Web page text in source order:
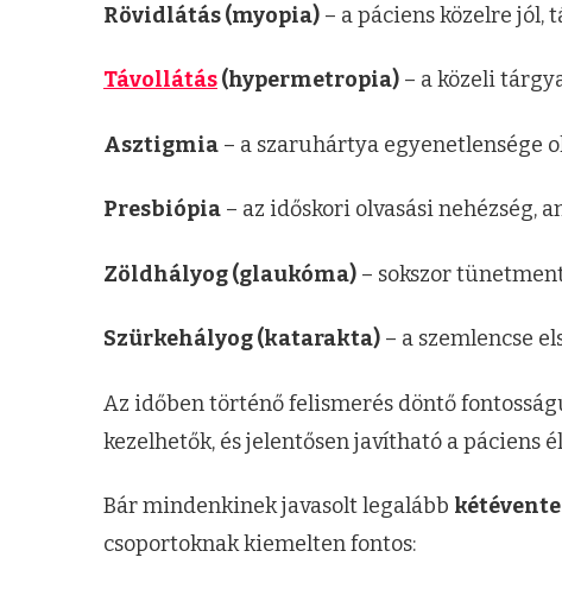
Rövidlátás (myopia) – a páciens közelre jól,
Távollátás(hypermetropia) – a közeli
Asztigmia – a szaruhártya egyenetlensége
Presbiópia – az időskori olvasási nehézség,
Zöldhályog (glaukóma) – sokszor
Szürkehályog (katarakta) – a szemlencse
Az időben történő felismerés döntő
kezelhetők, és jelentősen javítható a páciens
Bár mindenkinek javasolt legalább kétévente
csoportoknak kiemelten fontos: